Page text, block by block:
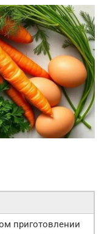
приготовлении